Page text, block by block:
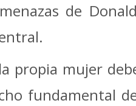
de
propia mujer
fundamental